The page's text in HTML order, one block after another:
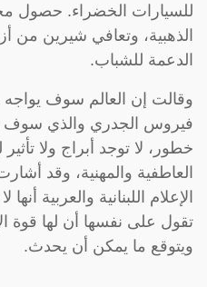
للسيارات الخضراء. حصول
الذهبية، وتعافي شيرين من
الدعمة للشباب.
وقالت إن العالم سوف
فيروس الجدري والذي سوف
خطور، لا توجد أبراج ولا
العاطفية والمهنية، وقد
الإعلام اللبنانية والعربية أنها
تقول على نفسها أن لها قوة
ويتوقع ما يمكن أن يحدث.